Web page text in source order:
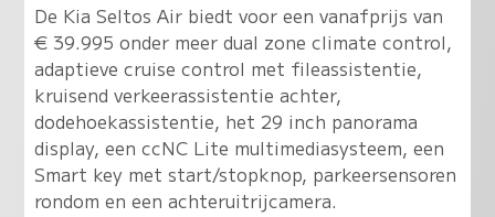
De Kia Seltos Air biedt voor een vanafprijs van
€ 39.995 onder meer dual zone climate control,
adaptieve cruise control met fileassistentie,
kruisend verkeerassistentie achter,
dodehoekassistentie, het 29 inch panorama
display, een ccNC Lite multimediasysteem, een
Smart key met start/stopknop, parkeersensoren
rondom en een achteruitrijcamera.